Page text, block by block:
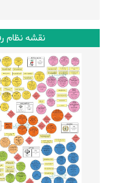
نقشه نظام